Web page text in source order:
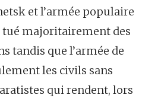
et l’armée populaire
tué majoritairement des
tandis que l’armée de
les civils sans
qui rendent, lors